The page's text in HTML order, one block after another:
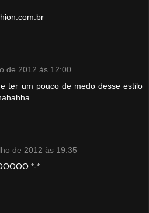
de 2012 às 12:00
ter um pouco de medo desse estilo
de 2012 às 19:35
*-*